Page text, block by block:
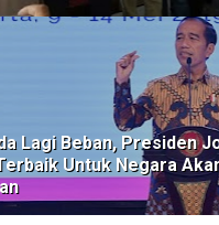
Lagi Beban, Presiden
Untuk Negara